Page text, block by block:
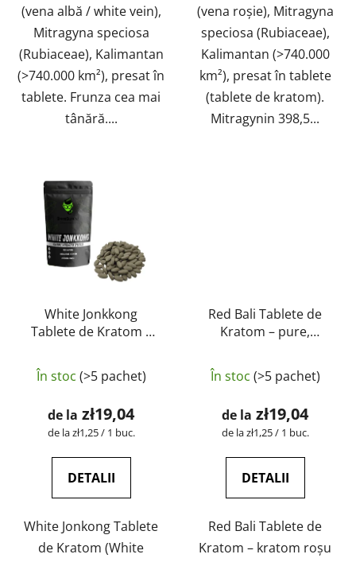
(vena albă / white vein),
Mitragyna speciosa
(Rubiaceae), Kalimantan
(>740.000 km²), presat în
tablete. Frunza cea mai
tânără....
(vena roșie), Mitragyna
speciosa (Rubiaceae),
Kalimantan (>740.000
km²), presat în tablete
(tablete de kratom).
Mitragynin 398,5...
White Jonkkong
Tablete de Kratom –
în laborator |
GreenGuru
În stoc (>5 pachet)
de la zł19,04
Evaluare
de la zł1,25 / 1 buc.
DETALII
White Jonkong Tablete
de Kratom (White
Red Bali Tablete de
Kratom – pure,
laborator | GreenGuru
În stoc (>5 pachet)
de la zł19,04
Evaluare
de la zł1,25 / 1 buc.
DETALII
Red Bali Tablete de
Kratom – kratom roșu